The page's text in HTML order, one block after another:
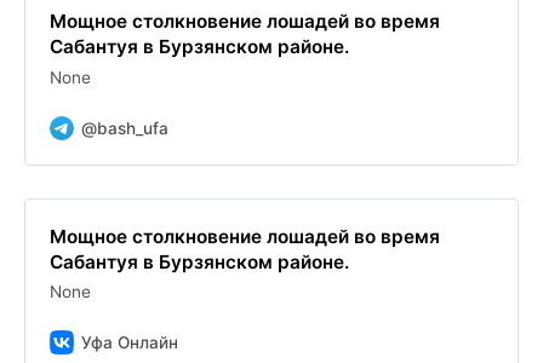
Мощное столкновение лошадей во время
Сабантуя в Бурзянском районе.
None
@bash_ufa
Мощное столкновение лошадей во время
Сабантуя в Бурзянском районе.
None
Уфа Онлайн